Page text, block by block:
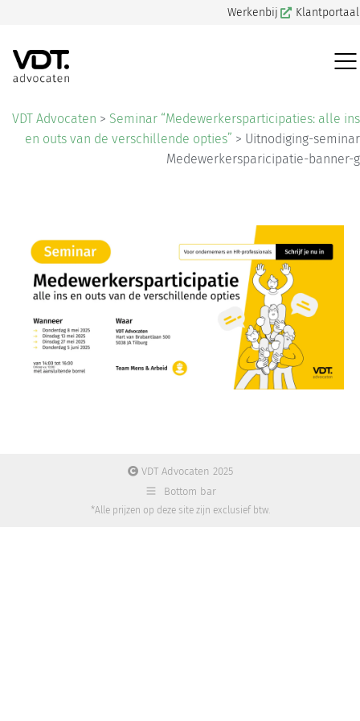
Werkenbij Klantportaal
VDT Advocaten > Seminar “Medewerkersparticipaties: alle ins
en outs van de verschillende opties” > Uitnodiging-seminar
Medewerkersparicipatie-banner-g
VDT Advocaten 2025
Bottom bar
*Alle prijzen op deze site zijn exclusief btw.